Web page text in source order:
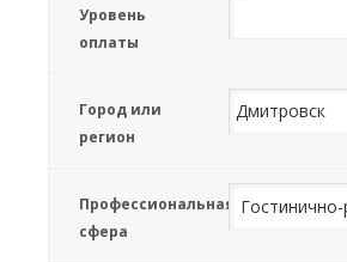
Уровень
оплаты
Город или
регион
Профессиональная
сфера